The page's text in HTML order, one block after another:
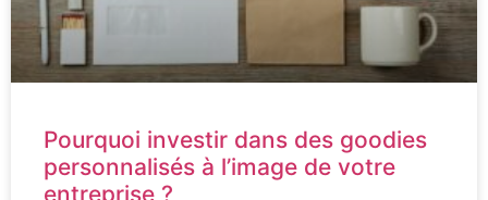
Pourquoi investir dans des goodies
personnalisés à l’image de votre
entreprise ?